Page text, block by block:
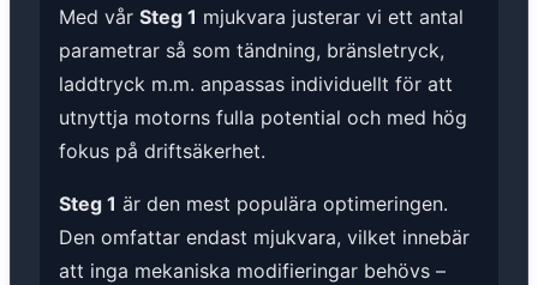
Med vår Steg 1 mjukvara justerar vi ett antal
parametrar så som tändning, bränsletryck,
laddtryck m.m. anpassas individuellt för att
utnyttja motorns fulla potential och med hög
fokus på driftsäkerhet.
Steg 1 är den mest populära optimeringen.
Den omfattar endast mjukvara, vilket innebär
att inga mekaniska modifieringar behövs –